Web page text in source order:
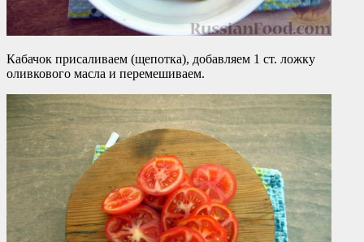
Кабачок присаливаем (щепотка), добавляем 1 ст. ложку
оливкового масла и перемешиваем.